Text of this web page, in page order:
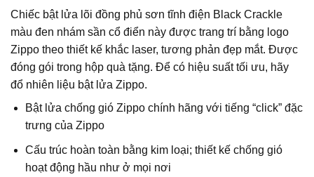
là:
990.000 ₫.
tại
là:
750.000 ₫.
Chiếc bật lửa lõi đồng phủ sơn tĩnh điện Black Crackle
màu đen nhám sần cổ điển này được trang trí bằng logo
Zippo theo thiết kế khắc laser, tương phản đẹp mắt. Được
đóng gói trong hộp quà tặng. Để có hiệu suất tối ưu, hãy
đổ nhiên liệu bật lửa Zippo.
Bật lửa chống gió Zippo chính hãng với tiếng “click” đặc
trưng của Zippo
Cấu trúc hoàn toàn bằng kim loại; thiết kế chống gió
hoạt động hầu như ở mọi nơi